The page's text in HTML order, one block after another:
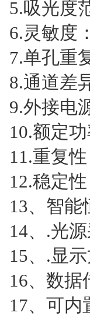
5.吸光度
6.灵敏度
7.单孔重
8.通道差
9.外接电
10.额定
11.重复
12.稳定
13、智
14、.光
15、.显
16、数
17、可